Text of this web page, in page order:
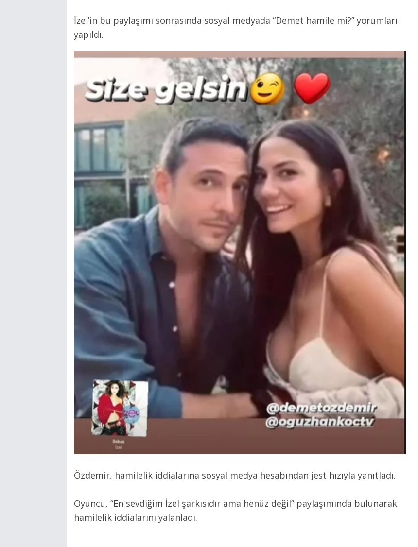
İzel’in bu paylaşımı sonrasında sosyal medyada “Demet hamile mi?” yorumları
yapıldı.
Özdemir, hamilelik iddialarına sosyal medya hesabından jest hızıyla yanıtladı.
Oyuncu, “En sevdiğim İzel şarkısıdır ama henüz değil” paylaşımında bulunarak
hamilelik iddialarını yalanladı.